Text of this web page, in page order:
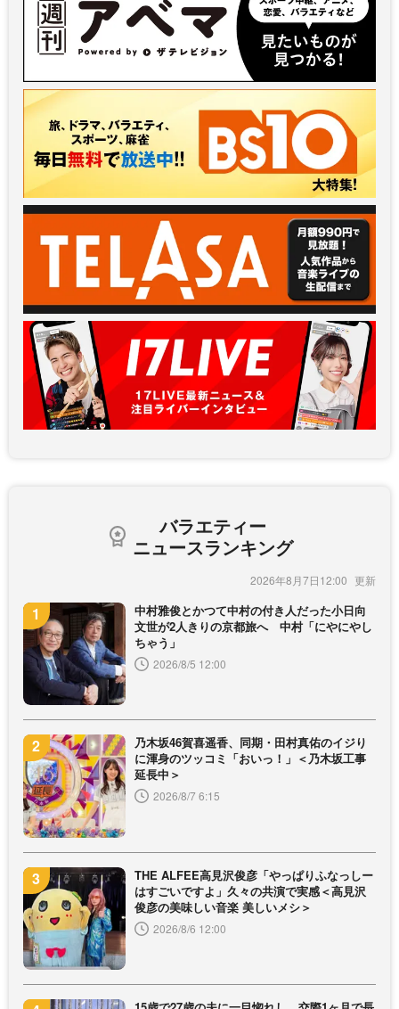
バラエティー
ニュースランキング
2026年8月7日12:00
中村雅俊とかつて中村の付き人だった小日向
文世が2人きりの京都旅へ 中村「にやにやし
ちゃう」
2026/8/5 12:00
乃木坂46賀喜遥香、同期・田村真佑のイジり
に渾身のツッコミ「おいっ！」＜乃木坂工事
延長中＞
2026/8/7 6:15
THE ALFEE高見沢俊彦「やっぱりふなっしー
はすごいですよ」久々の共演で実感＜高見沢
俊彦の美味しい音楽 美しいメシ＞
2026/8/6 12:00